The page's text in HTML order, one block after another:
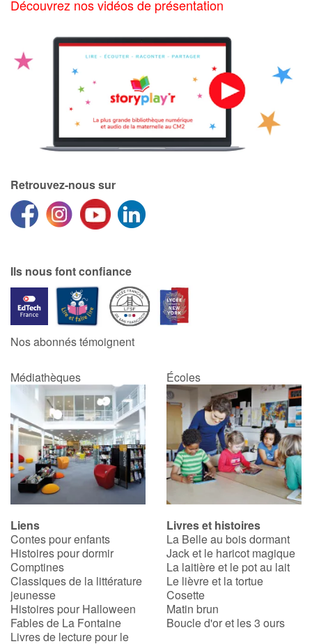
Découvrez nos vidéos de présentation
Retrouvez-nous sur
Ils nous font confiance
Nos abonnés témoignent
Médiathèques Écoles
Liens
Contes pour enfants
Histoires pour dormir
Comptines
Classiques de la littérature
jeunesse
Histoires pour Halloween
Fables de La Fontaine
Livres de lecture pour le
Livres et histoires
La Belle au bois dormant
Jack et le haricot magique
La laitière et le pot au lait
Le lièvre et la tortue
Cosette
Matin brun
Boucle d'or et les 3 ours